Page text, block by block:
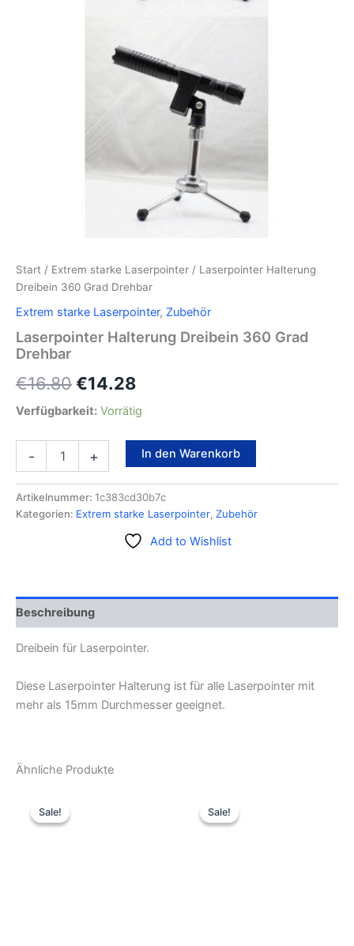
Start / Extrem starke Laserpointer / Laserpointer Halterung
Dreibein 360 Grad Drehbar
Extrem starke Laserpointer, Zubehör
Laserpointer Halterung Dreibein 360 Grad
Drehbar
€16.80€14.28
Verfügbarkeit: Vorrätig
- + In den Warenkorb
Artikelnummer: 1c383cd30b7c
Kategorien: Extrem starke Laserpointer, Zubehör
Add to Wishlist
Beschreibung
Dreibein für Laserpointer.
Diese Laserpointer Halterung ist für alle Laserpointer mit
mehr als 15mm Durchmesser geeignet.
Ähnliche Produkte
Sale!
Sale!
war:
Sale!
Sale!
war: